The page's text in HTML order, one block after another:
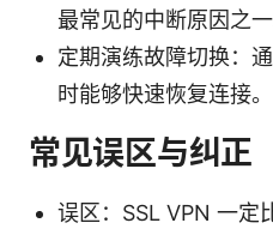
最常见的中断原因之一
定期演练故障切换：
时能够快速恢复连接。
常见误区与纠正
误区：SSL VPN 一定